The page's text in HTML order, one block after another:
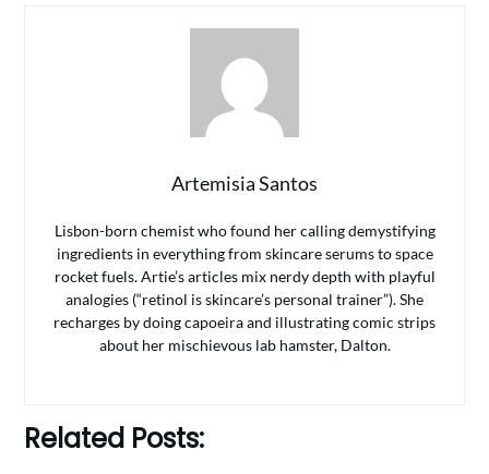
Artemisia Santos
Lisbon-born chemist who found her calling demystifying
ingredients in everything from skincare serums to space
rocket fuels. Artie’s articles mix nerdy depth with playful
analogies (“retinol is skincare’s personal trainer”). She
recharges by doing capoeira and illustrating comic strips
about her mischievous lab hamster, Dalton.
Related Posts: